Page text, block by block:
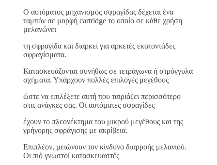
Ο αυτόματος μηχανισμός σφραγίδας δέχεται ένα
ταμπόν σε μορφή cartridge το οποίο σε κάθε χρήση
μελανώνει
τη σφραγίδα και διαρκεί για αρκετές εκατοντάδες
σφραγίσματα.
Κατασκευάζονται συνήθως σε τετράγωνα ή στρόγγυλα
σχήματα. Υπάρχουν πολλές επιλογές μεγέθους
ώστε να επιλέξετε αυτή που ταιριάζει περισσότερο
στις ανάγκες σας. Οι αυτόματες σφραγίδες
έχουν το πλεονέκτημα του μικρού μεγέθους και της
γρήγορης σφράγισης με ακρίβεια.
Επιπλέον, μειώνουν τον κίνδυνο διαρροής μελανιού.
Οι πιό γνωστοί κατασκευαστές